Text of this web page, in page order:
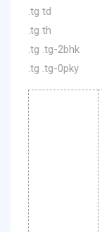
.tg td
.tg th
.tg .tg-2bhk
.tg .tg-0pky